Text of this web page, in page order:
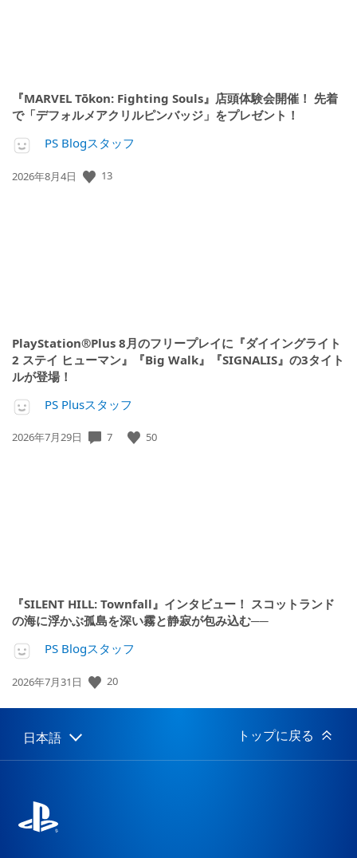
『MARVEL Tōkon: Fighting Souls』店頭体験会開催！ 先着
で「デフォルメアクリルピンバッジ」をプレゼント！
PS Blogスタッフ
公
2026年8月4日 13
PlayStation®Plus 8月のフリープレイに『ダイイングライト
2 ステイ ヒューマン』『Big Walk』『SIGNALIS』の3タイト
ルが登場！
PS Plusスタッフ
公
2026年7月29日 7 50
『SILENT HILL: Townfall』インタビュー！ スコットランド
の海に浮かぶ孤島を深い霧と静寂が包み込む──
PS Blogスタッフ
公
日:
2026年7月31日 20
Select
a
Current
region:
日本語 トップに戻る